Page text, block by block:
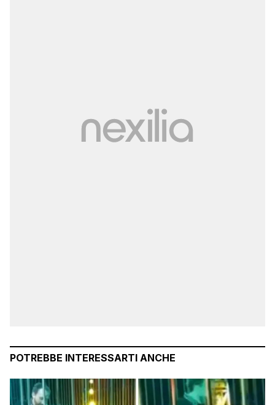
POTREBBE INTERESSARTI ANCHE